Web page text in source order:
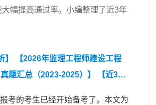
幅提高通过率。小编整理了近3年
【2026年监理工程师建设工程
题汇总（2023-2025）】
【近3年
考的考生已经开始备考了。本文为